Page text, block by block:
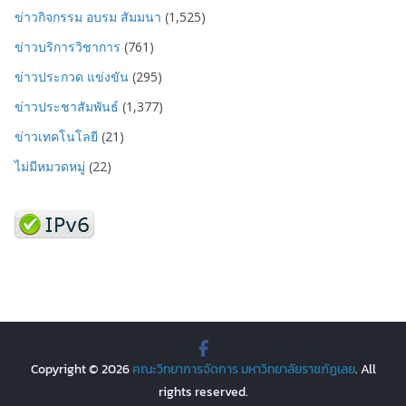
ข่าวกิจกรรม อบรม สัมมนา (1,525)
ข่าวบริการวิชาการ (761)
ข่าวประกวด แข่งขัน (295)
ข่าวประชาสัมพันธ์ (1,377)
ข่าวเทคโนโลยี (21)
ไม่มีหมวดหมู่ (22)
Copyright © 2026คณะวิทยาการจัดการ มหาวิทยาลัยราชภัฏเลย. All
rights reserved.